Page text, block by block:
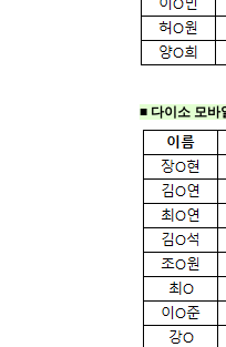
■ 다이소 모바